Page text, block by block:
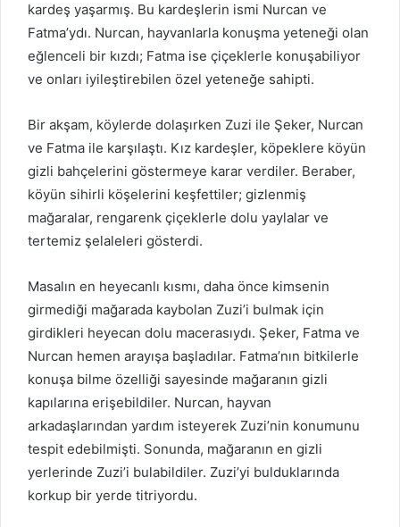
kardeş yaşarmış. Bu kardeşlerin ismi Nurcan ve
Fatma’ydı. Nurcan, hayvanlarla konuşma yeteneği olan
eğlenceli bir kızdı; Fatma ise çiçeklerle konuşabiliyor
ve onları iyileştirebilen özel yeteneğe sahipti.
Bir akşam, köylerde dolaşırken Zuzi ile Şeker, Nurcan
ve Fatma ile karşılaştı. Kız kardeşler, köpeklere köyün
gizli bahçelerini göstermeye karar verdiler. Beraber,
köyün sihirli köşelerini keşfettiler; gizlenmiş
mağaralar, rengarenk çiçeklerle dolu yaylalar ve
tertemiz şelaleleri gösterdi.
Masalın en heyecanlı kısmı, daha önce kimsenin
girmediği mağarada kaybolan Zuzi’i bulmak için
girdikleri heyecan dolu macerasıydı. Şeker, Fatma ve
Nurcan hemen arayışa başladılar. Fatma’nın bitkilerle
konuşa bilme özelliği sayesinde mağaranın gizli
kapılarına erişebildiler. Nurcan, hayvan
arkadaşlarından yardım isteyerek Zuzi’nin konumunu
tespit edebilmişti. Sonunda, mağaranın en gizli
yerlerinde Zuzi’i bulabildiler. Zuzi’yi bulduklarında
korkup bir yerde titriyordu.